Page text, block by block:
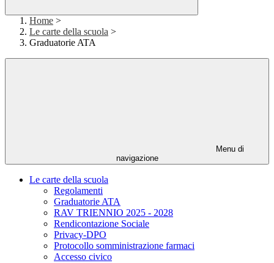
Home >
Le carte della scuola >
Graduatorie ATA
Menu di
navigazione
Le carte della scuola
Regolamenti
Graduatorie ATA
RAV TRIENNIO 2025 - 2028
Rendicontazione Sociale
Privacy-DPO
Protocollo somministrazione farmaci
Accesso civico